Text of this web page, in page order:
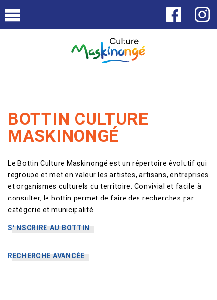
BOTTIN CULTURE
MASKINONGÉ
Le Bottin Culture Maskinongé est un répertoire évolutif qui
regroupe et met en valeur les artistes, artisans, entreprises
et organismes culturels du territoire. Convivial et facile à
consulter, le bottin permet de faire des recherches par
catégorie et municipalité.
S'INSCRIRE AU BOTTIN
RECHERCHE AVANCÉE